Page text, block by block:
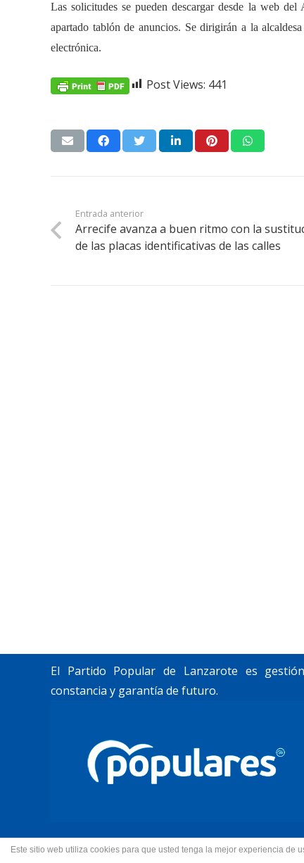
Las solicitudes se pueden descargar desde la web
apartado tablón de anuncios. Se dirigirán a la
electrónica.
Post Views: 441
Entrada anterior
Arrecife avanza a buen ritmo con la
de las placas identificativas de las calles
El Partido Popular de Lanzarote es
constancia y garantía de futuro.
© 2022 Partido Popular de
Este sitio web utiliza cookies para que usted tenga la mejor experiencia